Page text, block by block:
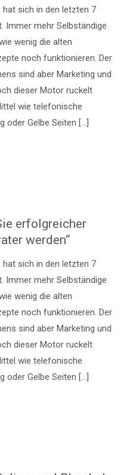
sich in den letzten 7
Immer mehr Selbständige
wenig die alten
noch funktionieren. Der
sind aber Marketing und
dieser Motor ruckelt
wie telefonische
oder Gelbe Seiten […]
erfolgreicher
werden“
sich in den letzten 7
Immer mehr Selbständige
wenig die alten
noch funktionieren. Der
sind aber Marketing und
dieser Motor ruckelt
wie telefonische
oder Gelbe Seiten […]